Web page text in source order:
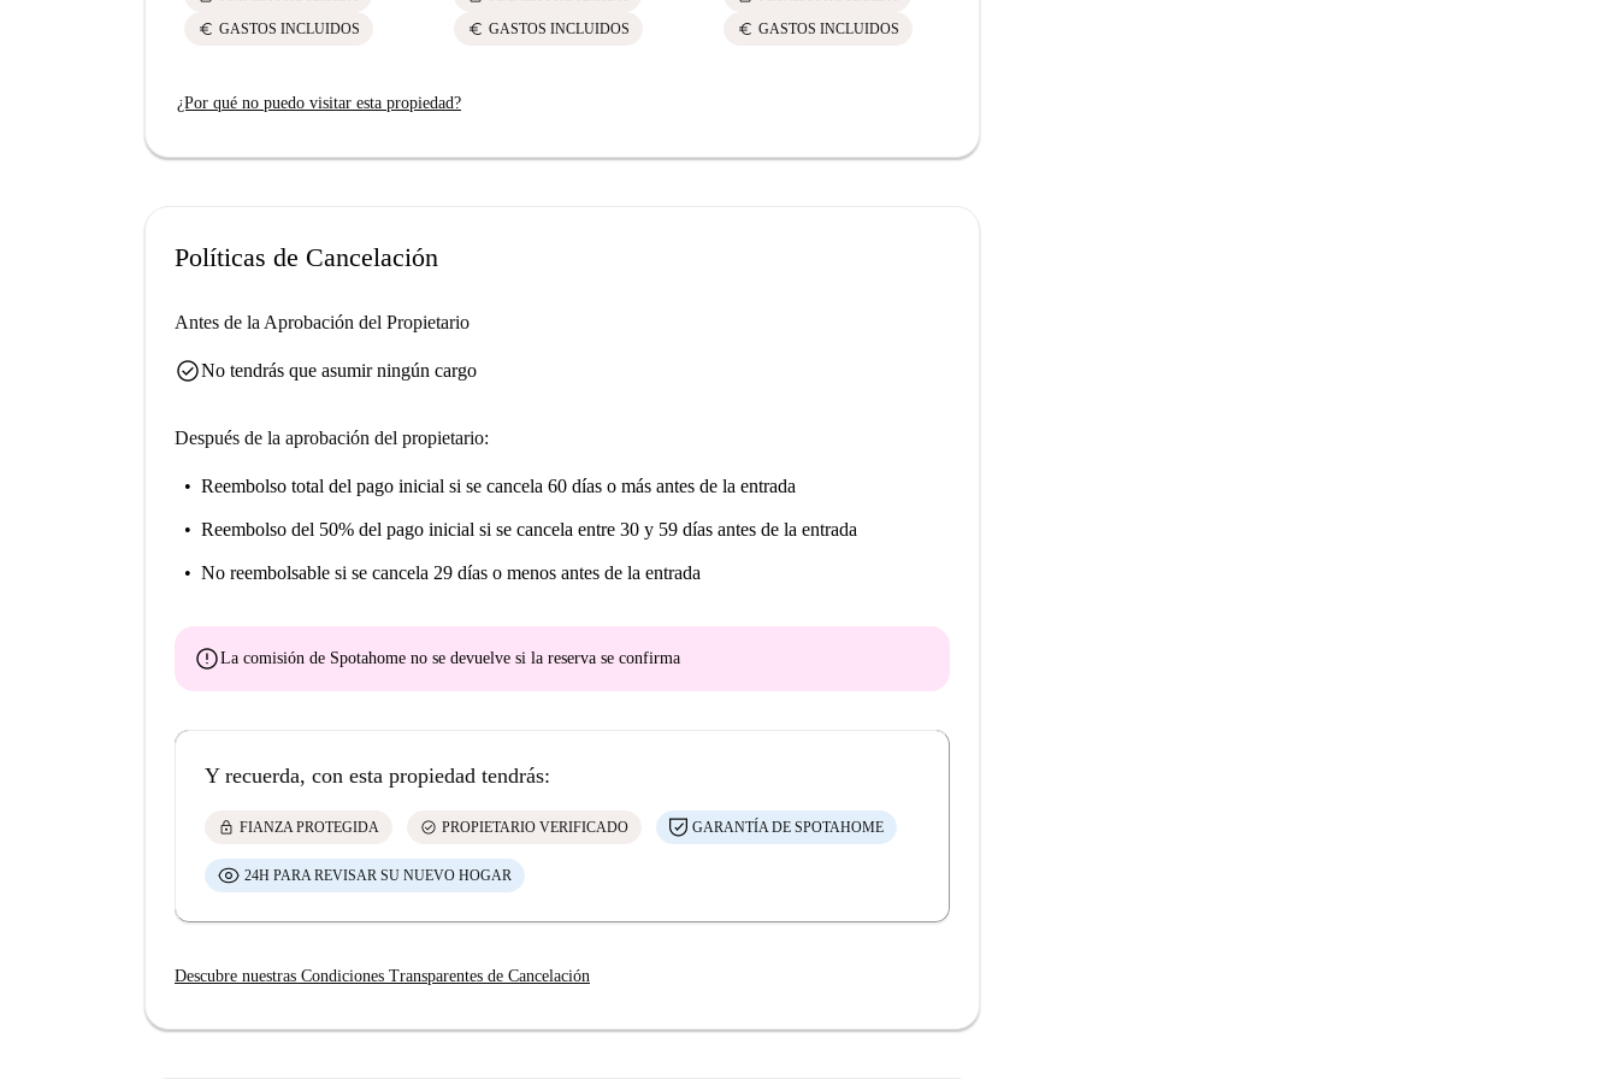
euro GASTOS INCLUIDOS euro GASTOS INCLUIDOS euro GASTOS INCLUIDOS
¿Por qué no puedo visitar esta propiedad?
Políticas de Cancelación
Antes de la Aprobación del Propietario
check_circleNo tendrás que asumir ningún cargo
Después de la aprobación del propietario:
Reembolso total del pago inicial si se cancela 60 días o más antes de la entrada
Reembolso del 50% del pago inicial si se cancela entre 30 y 59 días antes de la entrada
No reembolsable si se cancela 29 días o menos antes de la entrada
errorLa comisión de Spotahome no se devuelve si la reserva se confirma
Y recuerda, con esta propiedad tendrás:
lock FIANZA PROTEGIDA check_circle PROPIETARIO VERIFICADO GARANTÍA DE SPOTAHOME
24H PARA REVISAR SU NUEVO HOGAR
Descubre nuestras Condiciones Transparentes de Cancelación